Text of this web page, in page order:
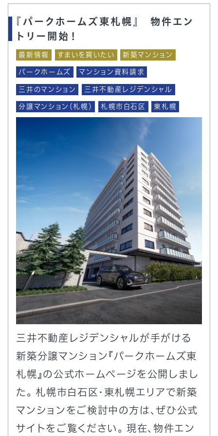
『パークホームズ東札幌』 物件エン
トリー開始！
最新情報 すまいを買いたい
新築マンション
パークホームズ
マンション資料請求
三井のマンション
三井不動産レジデンシャル
分譲マンション（札幌）
札幌市白石区 東札幌
三井不動産レジデンシャルが手がける
新築分譲マンション『パークホームズ東
札幌』の公式ホームページを公開しまし
た。 札幌市白石区・東札幌エリアで新築
マンションをご検討中の方は、ぜひ公式
サイトをご覧ください。 現在、物件エン